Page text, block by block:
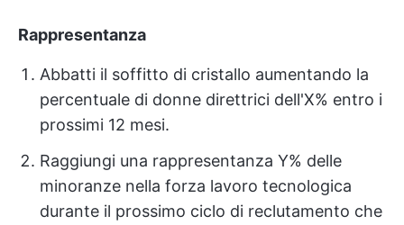
Rappresentanza
Abbatti il soffitto di cristallo aumentando la
percentuale di donne direttrici dell'X% entro i
prossimi 12 mesi.
Raggiungi una rappresentanza Y% delle
minoranze nella forza lavoro tecnologica
durante il prossimo ciclo di reclutamento che